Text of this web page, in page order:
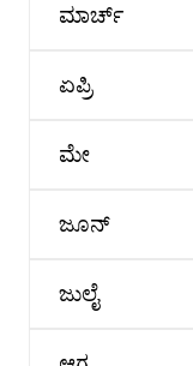
ಮಾರ್ಚ್
ಏಪ್ರಿ
ಮೇ
ಜೂನ್
ಜುಲೈ